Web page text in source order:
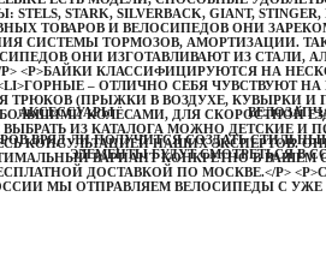
АКСЕССУАРЫ